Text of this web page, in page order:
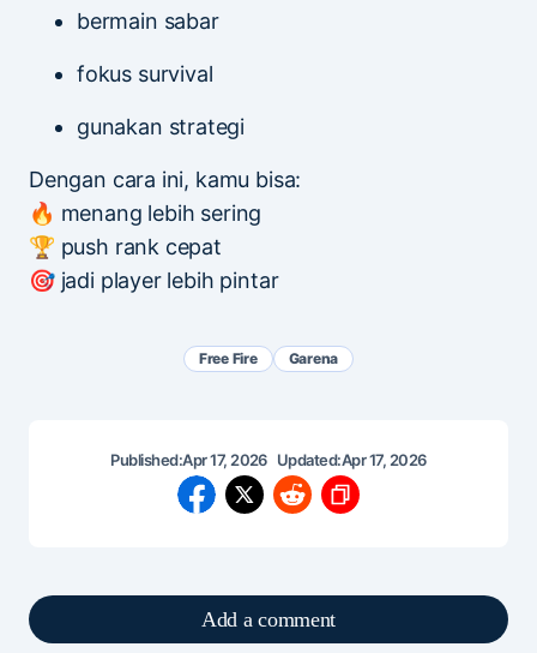
bermain sabar
fokus survival
gunakan strategi
Dengan cara ini, kamu bisa:
🔥 menang lebih sering
🏆 push rank cepat
🎯 jadi player lebih pintar
Free Fire Garena
Published:Apr 17, 2026 Updated:Apr 17, 2026
Add a comment